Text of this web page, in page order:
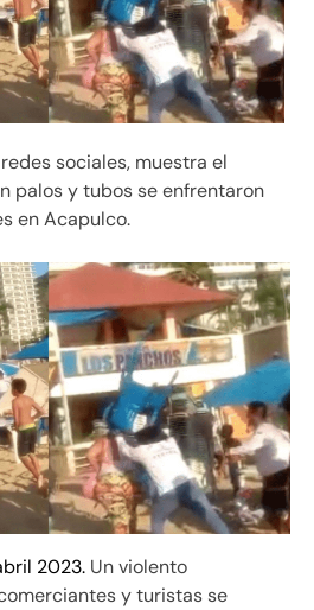
sociales, muestra el
palos y tubos se enfrentaron
en Acapulco.
2023. Un violento
y turistas se